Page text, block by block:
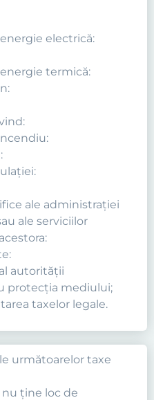
electrică:
termică:
ale administraţiei
ale serviciilor
autorităţii
protecţia mediului;
taxelor legale.
următoarelor taxe
ţine loc de